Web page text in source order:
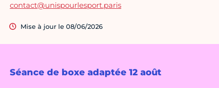
Séance de boxe adaptée 12 août
contact@unispourlesport.paris
Mise à jour le 08/06/2026